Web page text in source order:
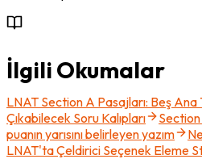
İlgili Okumalar
LNAT Section A Pasajları: Beş Ana
Çıkabilecek Soru Kalıpları
puanın yarısını belirleyen yazım
LNAT'ta Çeldirici Seçenek Eleme